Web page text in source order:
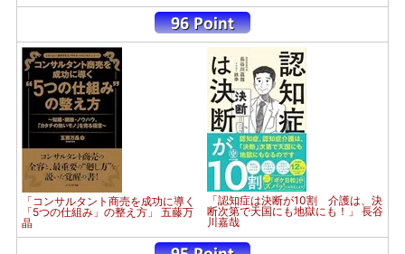
「コンサルタント商売を成功に導く
「5つの仕組み」の整え方」 五藤万
晶
「認知症は決断が10割 介護は、決
断次第で天国にも地獄にも！」 長谷
川嘉哉